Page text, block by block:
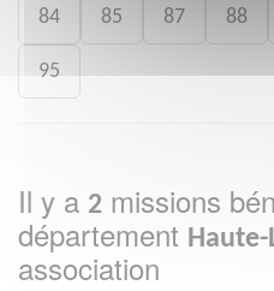
84 85 87 88
95
Il y a 2 missions
département
association